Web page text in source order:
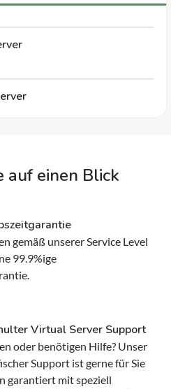
auf einen Blick
gemäß unserer Service Level
99.9%ige
Virtual Server Support
oder benötigen Hilfe? Unser
Support ist gerne für Sie
garantiert mit speziell